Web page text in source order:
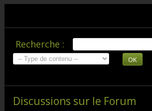
Recherche :
OK
Discussions sur le Forum